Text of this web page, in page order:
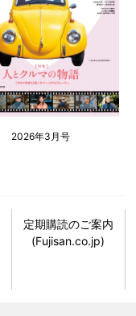
2026年3月号
定期購読のご案内
(Fujisan.co.jp)